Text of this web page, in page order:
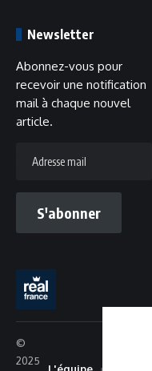
Newsletter
Abonnez-vous pour
recevoir une notification
mail à chaque nouvel
article.
mail
S'abonner
©
2025